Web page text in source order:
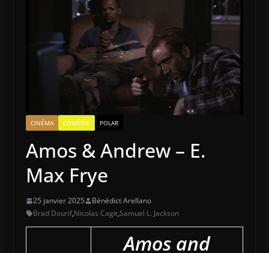
CINÉMA COMÉDIE POLAR
Amos & Andrew – E.
Max Frye
25 janvier 2025
Bénédict Arellano
Brad Dourif,Nicolas Cage,Samuel L. Jackson
Amos and